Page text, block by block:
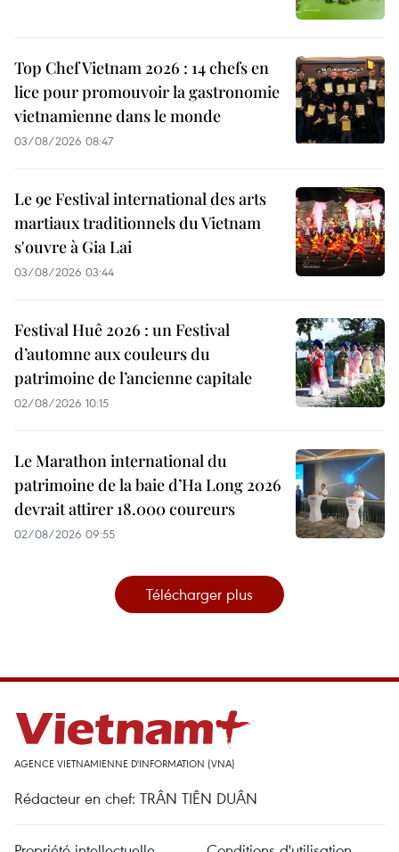
Top Chef Vietnam 2026 : 14 chefs en
lice pour promouvoir la gastronomie
vietnamienne dans le monde
03/08/2026 08:47
Le 9e Festival international des arts
martiaux traditionnels du Vietnam
s'ouvre à Gia Lai
03/08/2026 03:44
Festival Huê 2026 : un Festival
d’automne aux couleurs du
patrimoine de l’ancienne capitale
02/08/2026 10:15
Le Marathon international du
patrimoine de la baie d’Ha Long 2026
devrait attirer 18.000 coureurs
02/08/2026 09:55
Télécharger plus
AGENCE VIETNAMIENNE D'INFORMATION (VNA)
Rédacteur en chef: TRÂN TIÊN DUÂN